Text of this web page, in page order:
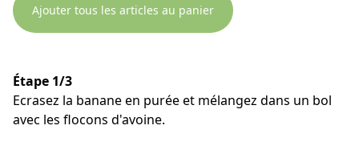
Ajouter tous les articles au panier
Étape 1/3
Ecrasez la banane en purée et mélangez dans un bol
avec les flocons d'avoine.